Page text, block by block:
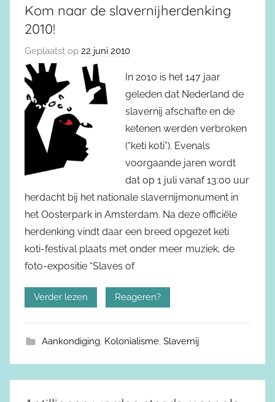
Kom naar de slavernijherdenking
2010!
Geplaatst op 22 juni 2010
In 2010 is het 147 jaar
geleden dat Nederland de
slavernij afschafte en de
ketenen werden verbroken
(“keti koti”). Evenals
voorgaande jaren wordt
dat op 1 juli vanaf 13:00 uur
herdacht bij het nationale slavernijmonument in
het Oosterpark in Amsterdam. Na deze officiële
herdenking vindt daar een breed opgezet keti
koti-festival plaats met onder meer muziek, de
foto-expositie “Slaves of
Verder lezen Reageren?
Aankondiging, Kolonialisme, Slavernij